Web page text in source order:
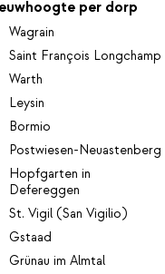
per dorp
Wagrain
Saint François Longchamp
Warth
Leysin
Bormio
Postwiesen-Neuastenberg
Hopfgarten in
Defereggen
St. Vigil (San Vigilio)
Gstaad
Grünau im Almtal